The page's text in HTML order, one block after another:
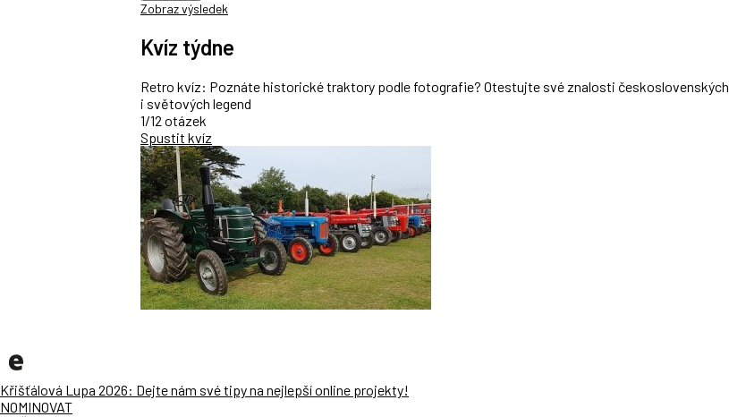
Zobraz výsledek
Kvíz týdne
Retro kvíz: Poznáte historické traktory podle fotografie? Otestujte své znalosti československých
i světových legend
1/12 otázek
Spustit kvíz
Křišťálová Lupa 2026: Dejte nám své tipy na nejlepší online projekty!
NOMINOVAT